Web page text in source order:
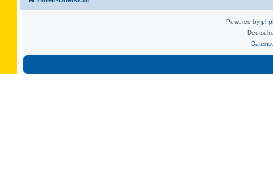
Powered by